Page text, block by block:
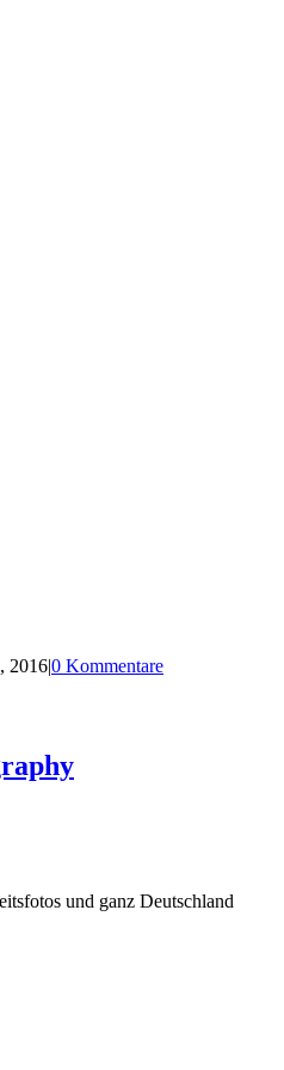
2016|0 Kommentare
und ganz Deutschland